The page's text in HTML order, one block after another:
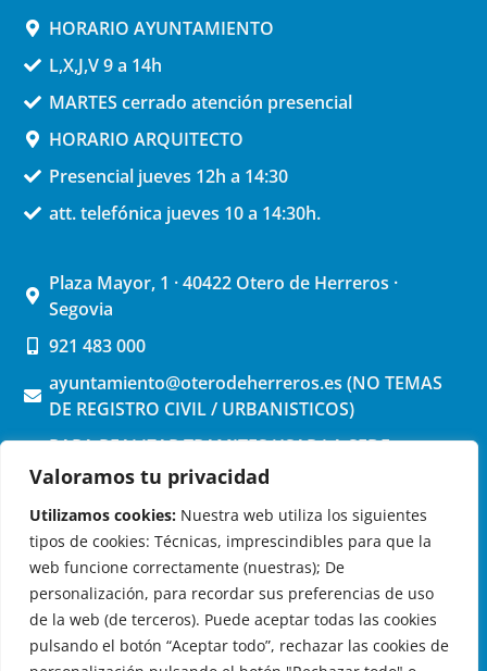
Valoramos tu privacidad
Utilizamos cookies: Nuestra web utiliza los siguientes
tipos de cookies: Técnicas, imprescindibles para que la
web funcione correctamente (nuestras); De
personalización, para recordar sus preferencias de uso
de la web (de terceros). Puede aceptar todas las cookies
pulsando el botón “Aceptar todo”, rechazar las cookies de
HORARIO AYUNTAMIENTO
L,X,J,V 9 a 14h
MARTES cerrado atención presencial
HORARIO ARQUITECTO
Presencial jueves 12h a 14:30
att. telefónica jueves 10 a 14:30h.
Plaza Mayor, 1 · 40422 Otero de Herreros ·
Segovia
921 483 000
ayuntamiento@oterodeherreros.es (NO TEMAS
DE REGISTRO CIVIL / URBANISTICOS)
PARA REALIZAR TRAMITES USAR LA SEDE
ELECTRONICA (pinchar aquí)
OTERO DE HERREROS EN LAS REDES